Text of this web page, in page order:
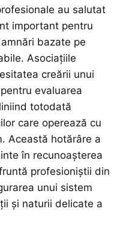
au salutat
important pentru
bazate pe
Asociațiile
creării unui
evaluarea
totodată
care operează cu
Această hotărâre a
în recunoașterea
profesioniștii din
unui sistem
și naturii delicate a